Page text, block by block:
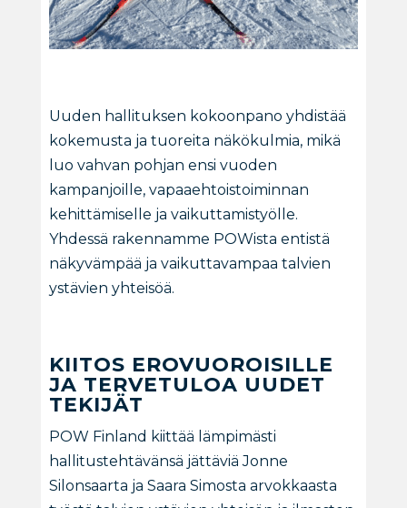
Uuden hallituksen kokoonpano yhdistää
kokemusta ja tuoreita näkökulmia, mikä
luo vahvan pohjan ensi vuoden
kampanjoille, vapaaehtoistoiminnan
kehittämiselle ja vaikuttamistyölle.
Yhdessä rakennamme POWista entistä
näkyvämpää ja vaikuttavampaa talvien
ystävien yhteisöä.
KIITOS EROVUOROISILLE
JA TERVETULOA UUDET
TEKIJÄT
POW Finland kiittää lämpimästi
hallitustehtävänsä jättäviä Jonne
Silonsaarta ja Saara Simosta arvokkaasta